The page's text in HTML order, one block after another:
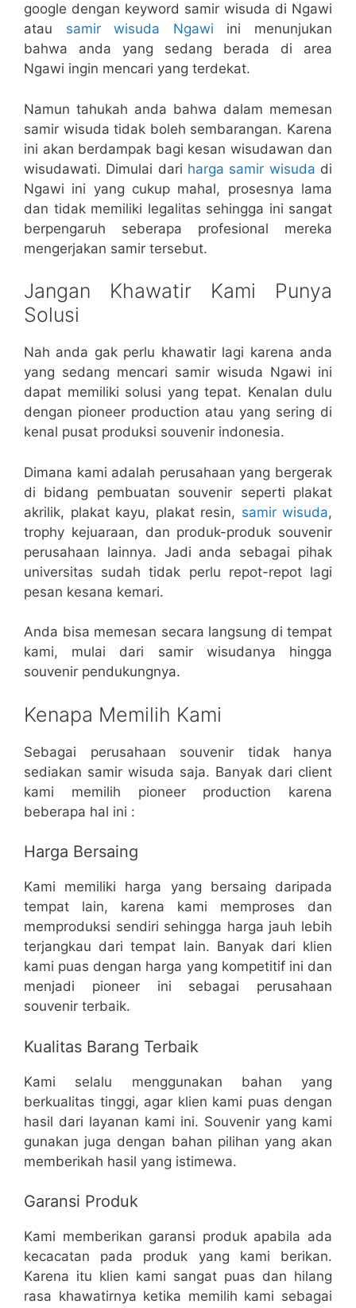
google dengan keyword samir wisuda di Ngawi
atau samir wisuda Ngawi ini menunjukan
bahwa anda yang sedang berada di area
Ngawi ingin mencari yang terdekat.
Namun tahukah anda bahwa dalam memesan
samir wisuda tidak boleh sembarangan. Karena
ini akan berdampak bagi kesan wisudawan dan
wisudawati. Dimulai dari harga samir wisuda di
Ngawi ini yang cukup mahal, prosesnya lama
dan tidak memiliki legalitas sehingga ini sangat
berpengaruh seberapa profesional mereka
mengerjakan samir tersebut.
Jangan Khawatir Kami Punya
Solusi
Nah anda gak perlu khawatir lagi karena anda
yang sedang mencari samir wisuda Ngawi ini
dapat memiliki solusi yang tepat. Kenalan dulu
dengan pioneer production atau yang sering di
kenal pusat produksi souvenir indonesia.
Dimana kami adalah perusahaan yang bergerak
di bidang pembuatan souvenir seperti plakat
akrilik, plakat kayu, plakat resin, samir wisuda,
trophy kejuaraan, dan produk-produk souvenir
perusahaan lainnya. Jadi anda sebagai pihak
universitas sudah tidak perlu repot-repot lagi
pesan kesana kemari.
Anda bisa memesan secara langsung di tempat
kami, mulai dari samir wisudanya hingga
souvenir pendukungnya.
Kenapa Memilih Kami
Sebagai perusahaan souvenir tidak hanya
sediakan samir wisuda saja. Banyak dari client
kami memilih pioneer production karena
beberapa hal ini :
Harga Bersaing
Kami memiliki harga yang bersaing daripada
tempat lain, karena kami memproses dan
memproduksi sendiri sehingga harga jauh lebih
terjangkau dari tempat lain. Banyak dari klien
kami puas dengan harga yang kompetitif ini dan
menjadi pioneer ini sebagai perusahaan
souvenir terbaik.
Kualitas Barang Terbaik
Kami selalu menggunakan bahan yang
berkualitas tinggi, agar klien kami puas dengan
hasil dari layanan kami ini. Souvenir yang kami
gunakan juga dengan bahan pilihan yang akan
memberikah hasil yang istimewa.
Garansi Produk
Kami memberikan garansi produk apabila ada
kecacatan pada produk yang kami berikan.
Karena itu klien kami sangat puas dan hilang
rasa khawatirnya ketika memilih kami sebagai